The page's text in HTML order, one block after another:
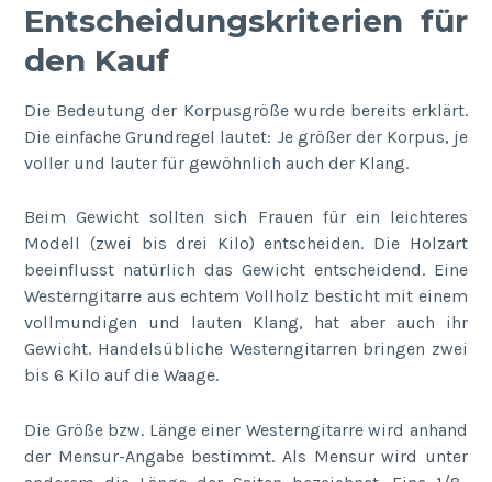
Entscheidungskriterien für
den Kauf
Die Bedeutung der Korpusgröße wurde bereits erklärt.
Die einfache Grundregel lautet: Je größer der Korpus, je
voller und lauter für gewöhnlich auch der Klang.
Beim Gewicht sollten sich Frauen für ein leichteres
Modell (zwei bis drei Kilo) entscheiden. Die Holzart
beeinflusst natürlich das Gewicht entscheidend. Eine
Westerngitarre aus echtem Vollholz besticht mit einem
vollmundigen und lauten Klang, hat aber auch ihr
Gewicht. Handelsübliche Westerngitarren bringen zwei
bis 6 Kilo auf die Waage.
Die Größe bzw. Länge einer Westerngitarre wird anhand
der Mensur-Angabe bestimmt. Als Mensur wird unter